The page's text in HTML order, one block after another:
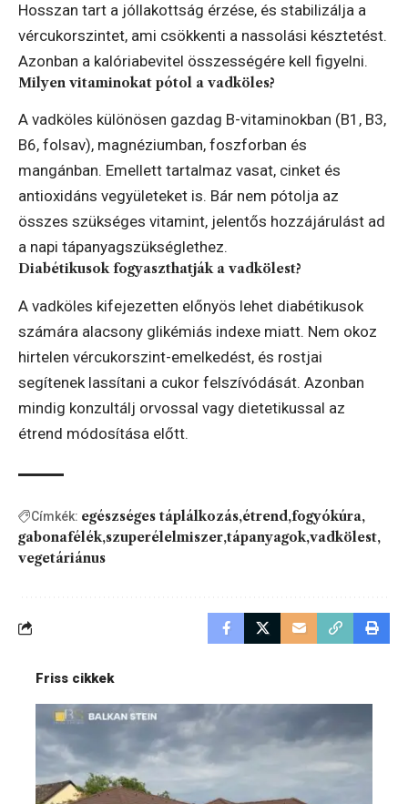
Hosszan tart a jóllakottság érzése, és stabilizálja a
vércukorszintet, ami csökkenti a nassolási késztetést.
Azonban a kalóriabevitel összességére kell figyelni.
Milyen vitaminokat pótol a vadköles?
A vadköles különösen gazdag B-vitaminokban (B1, B3,
B6, folsav), magnéziumban, foszforban és
mangánban. Emellett tartalmaz vasat, cinket és
antioxidáns vegyületeket is. Bár nem pótolja az
összes szükséges vitamint, jelentős hozzájárulást ad
a napi tápanyagszükséglethez.
Diabétikusok fogyaszthatják a vadkölest?
A vadköles kifejezetten előnyös lehet diabétikusok
számára alacsony glikémiás indexe miatt. Nem okoz
hirtelen vércukorszint-emelkedést, és rostjai
segítenek lassítani a cukor felszívódását. Azonban
mindig konzultálj orvossal vagy dietetikussal az
étrend módosítása előtt.
Címkék: egészséges táplálkozás étrend fogyókúra
gabonafélék szuperélelmiszer tápanyagok vadkölest
vegetáriánus
Friss cikkek